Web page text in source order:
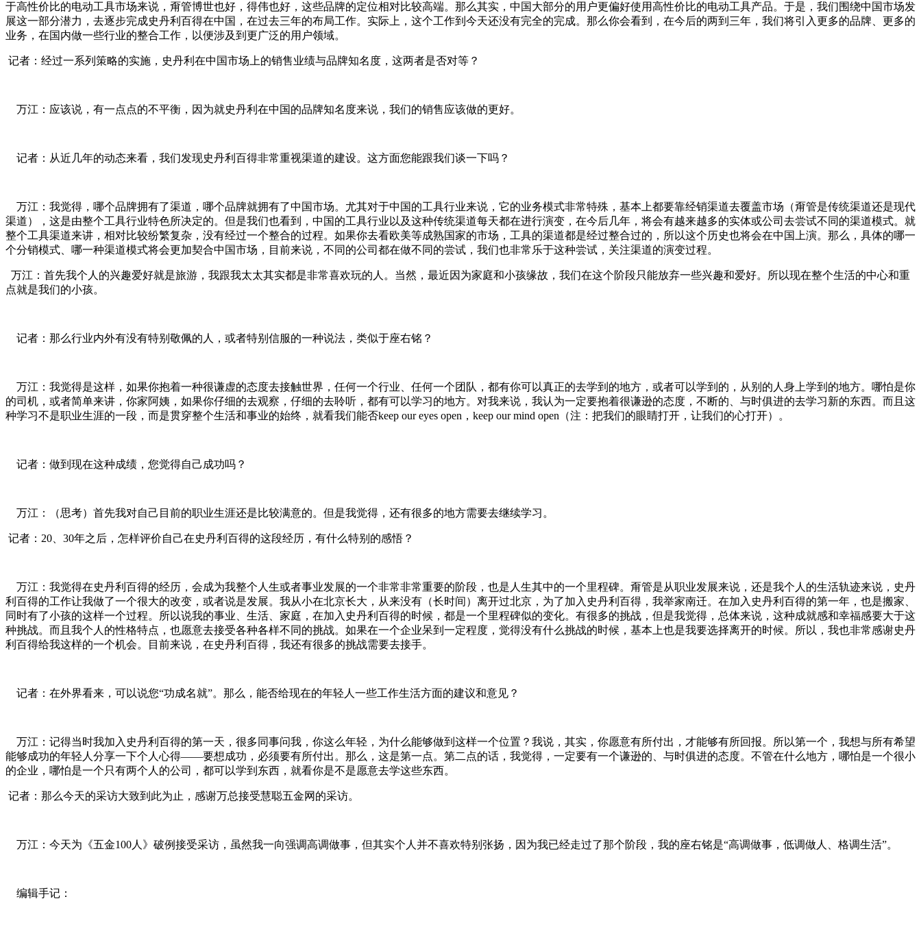
于高性价比的电动工具市场来说，甭管博世也好，得伟也好，这些品牌的定位相对比较高端。那么其实，中国大部分的用户更偏好使用高性价比的电动工具产品。于是，我们围绕中国市场发
展这一部分潜力，去逐步完成史丹利百得在中国，在过去三年的布局工作。实际上，这个工作到今天还没有完全的完成。那么你会看到，在今后的两到三年，我们将引入更多的品牌、更多的
业务，在国内做一些行业的整合工作，以便涉及到更广泛的用户领域。
记者：经过一系列策略的实施，史丹利在中国市场上的销售业绩与品牌知名度，这两者是否对等？
万江：应该说，有一点点的不平衡，因为就史丹利在中国的品牌知名度来说，我们的销售应该做的更好。
记者：从近几年的动态来看，我们发现史丹利百得非常重视渠道的建设。这方面您能跟我们谈一下吗？
万江：我觉得，哪个品牌拥有了渠道，哪个品牌就拥有了中国市场。尤其对于中国的工具行业来说，它的业务模式非常特殊，基本上都要靠经销渠道去覆盖市场（甭管是传统渠道还是现代
渠道），这是由整个工具行业特色所决定的。但是我们也看到，中国的工具行业以及这种传统渠道每天都在进行演变，在今后几年，将会有越来越多的实体或公司去尝试不同的渠道模式。就
整个工具渠道来讲，相对比较纷繁复杂，没有经过一个整合的过程。如果你去看欧美等成熟国家的市场，工具的渠道都是经过整合过的，所以这个历史也将会在中国上演。那么，具体的哪一
个分销模式、哪一种渠道模式将会更加契合中国市场，目前来说，不同的公司都在做不同的尝试，我们也非常乐于这种尝试，关注渠道的演变过程。
万江：首先我个人的兴趣爱好就是旅游，我跟我太太其实都是非常喜欢玩的人。当然，最近因为家庭和小孩缘故，我们在这个阶段只能放弃一些兴趣和爱好。所以现在整个生活的中心和重
点就是我们的小孩。
记者：那么行业内外有没有特别敬佩的人，或者特别信服的一种说法，类似于座右铭？
万江：我觉得是这样，如果你抱着一种很谦虚的态度去接触世界，任何一个行业、任何一个团队，都有你可以真正的去学到的地方，或者可以学到的，从别的人身上学到的地方。哪怕是你
的司机，或者简单来讲，你家阿姨，如果你仔细的去观察，仔细的去聆听，都有可以学习的地方。对我来说，我认为一定要抱着很谦逊的态度，不断的、与时俱进的去学习新的东西。而且这
种学习不是职业生涯的一段，而是贯穿整个生活和事业的始终，就看我们能否keep our eyes open，keep our mind open（注：把我们的眼睛打开，让我们的心打开）。
记者：做到现在这种成绩，您觉得自己成功吗？
万江：（思考）首先我对自己目前的职业生涯还是比较满意的。但是我觉得，还有很多的地方需要去继续学习。
记者：20、30年之后，怎样评价自己在史丹利百得的这段经历，有什么特别的感悟？
万江：我觉得在史丹利百得的经历，会成为我整个人生或者事业发展的一个非常非常重要的阶段，也是人生其中的一个里程碑。甭管是从职业发展来说，还是我个人的生活轨迹来说，史丹
利百得的工作让我做了一个很大的改变，或者说是发展。我从小在北京长大，从来没有（长时间）离开过北京，为了加入史丹利百得，我举家南迁。在加入史丹利百得的第一年，也是搬家、
同时有了小孩的这样一个过程。所以说我的事业、生活、家庭，在加入史丹利百得的时候，都是一个里程碑似的变化。有很多的挑战，但是我觉得，总体来说，这种成就感和幸福感要大于这
种挑战。而且我个人的性格特点，也愿意去接受各种各样不同的挑战。如果在一个企业呆到一定程度，觉得没有什么挑战的时候，基本上也是我要选择离开的时候。所以，我也非常感谢史丹
利百得给我这样的一个机会。目前来说，在史丹利百得，我还有很多的挑战需要去接手。
记者：在外界看来，可以说您“功成名就”。那么，能否给现在的年轻人一些工作生活方面的建议和意见？
万江：记得当时我加入史丹利百得的第一天，很多同事问我，你这么年轻，为什么能够做到这样一个位置？我说，其实，你愿意有所付出，才能够有所回报。所以第一个，我想与所有希望
能够成功的年轻人分享一下个人心得——要想成功，必须要有所付出。那么，这是第一点。第二点的话，我觉得，一定要有一个谦逊的、与时俱进的态度。不管在什么地方，哪怕是一个很小
的企业，哪怕是一个只有两个人的公司，都可以学到东西，就看你是不是愿意去学这些东西。
记者：那么今天的采访大致到此为止，感谢万总接受慧聪五金网的采访。
万江：今天为《五金100人》破例接受采访，虽然我一向强调高调做事，但其实个人并不喜欢特别张扬，因为我已经走过了那个阶段，我的座右铭是“高调做事，低调做人、格调生活”。
编辑手记：